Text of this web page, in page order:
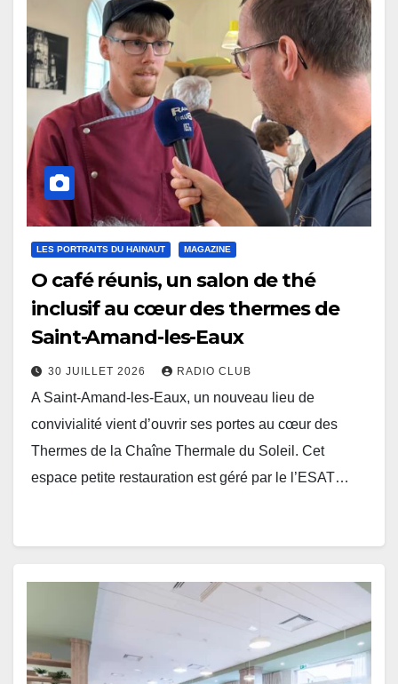
LES PORTRAITS DU HAINAUT MAGAZINE
O café réunis, un salon de thé
inclusif au cœur des thermes de
Saint-Amand-les-Eaux
30 JUILLET 2026 RADIO CLUB
A Saint-Amand-les-Eaux, un nouveau lieu de
convivialité vient d’ouvrir ses portes au cœur des
Thermes de la Chaîne Thermale du Soleil. Cet
espace petite restauration est géré par le l’ESAT…